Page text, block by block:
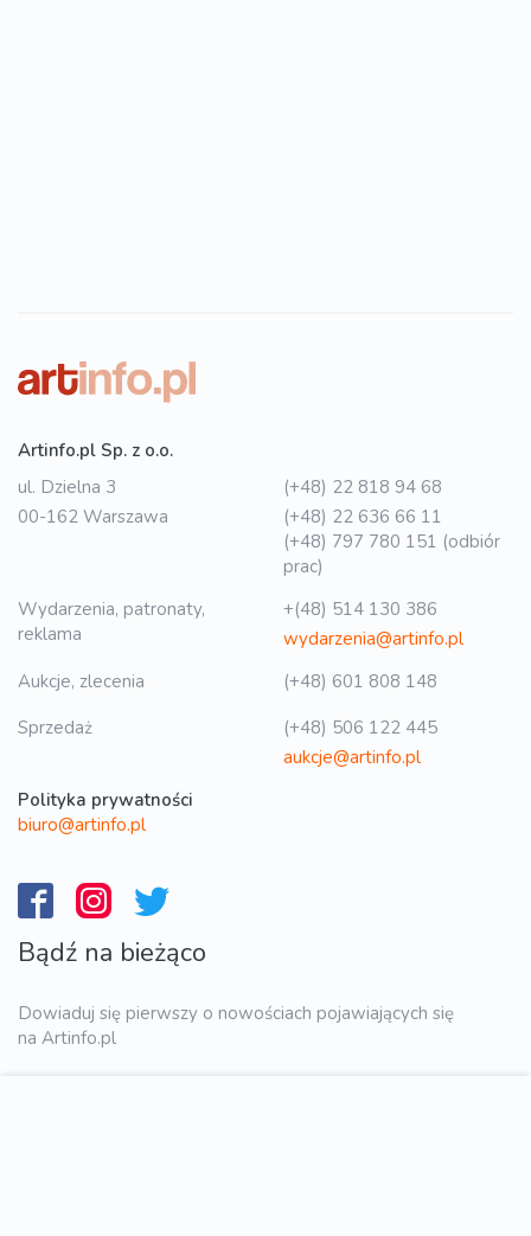
Artinfo.pl Sp. z o.o.
ul. Dzielna 3
00-162 Warszawa
(+48) 22 818 94 68
(+48) 22 636 66 11
(+48) 797 780 151 (odbiór
prac)
Wydarzenia, patronaty,
reklama
+(48) 514 130 386
wydarzenia@artinfo.pl
Aukcje, zlecenia
(+48) 601 808 148
Sprzedaż
(+48) 506 122 445
aukcje@artinfo.pl
Polityka prywatności
biuro@artinfo.pl
Bądź na bieżąco
Dowiaduj się pierwszy o nowościach pojawiających się
na Artinfo.pl